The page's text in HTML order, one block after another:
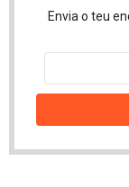
Envia o teu
Endereço
email